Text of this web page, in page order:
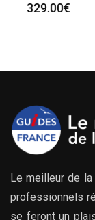
329.00€
Le meilleur de
professionnels
se feront un